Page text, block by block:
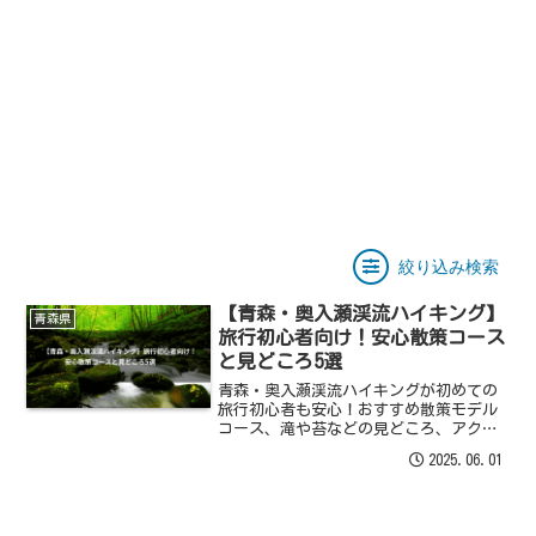
絞り込み検索
青森県
【青森・奥入瀬渓流ハイキング】
旅行初心者向け！安心散策コース
と見どころ5選
青森・奥入瀬渓流ハイキングが初めての
旅行初心者も安心！おすすめ散策モデル
コース、滝や苔などの見どころ、アクセ
2025.06.01